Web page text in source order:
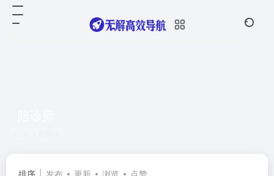
排序 发布 更新 浏览 点赞